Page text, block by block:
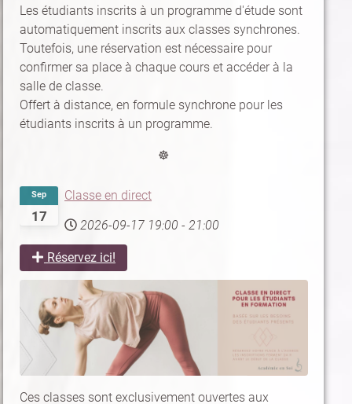
Les étudiants inscrits à un programme d'étude sont
automatiquement inscrits aux classes synchrones.
Toutefois, une réservation est nécessaire pour
confirmer sa place à chaque cours et accéder à la
salle de classe.
Offert à distance, en formule synchrone pour les
étudiants inscrits à un programme.
☸
17
Sep
Classe en direct
2026-09-17 19:00 - 21:00
Réservez ici!
Ces classes sont exclusivement ouvertes aux